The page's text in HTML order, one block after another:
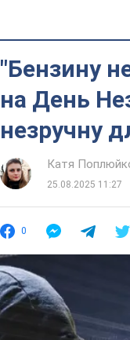
"Бензину
на День
незручну
Катя
25.08.2025 11:27
0